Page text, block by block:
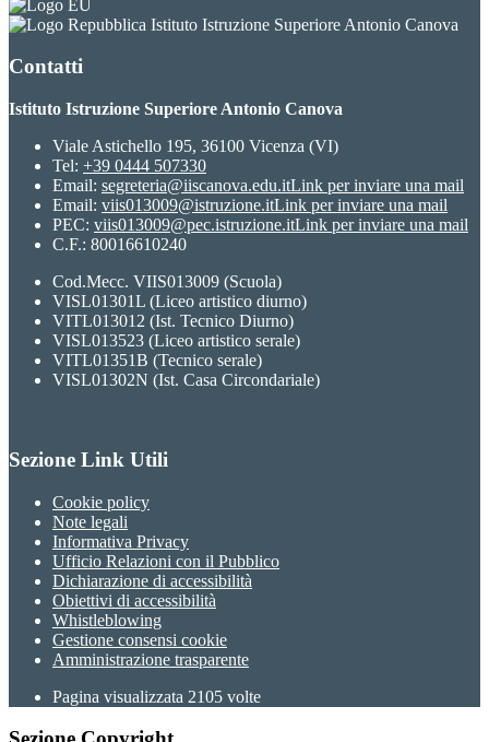
Istituto Istruzione Superiore Antonio Canova
Contatti
Istituto Istruzione Superiore Antonio Canova
Viale Astichello 195, 36100 Vicenza (VI)
Tel: +39 0444 507330
Email: segreteria@iiscanova.edu.itLink per inviare una mail
Email: viis013009@istruzione.itLink per inviare una mail
PEC: viis013009@pec.istruzione.itLink per inviare una mail
C.F.: 80016610240
Cod.Mecc. VIIS013009 (Scuola)
VISL01301L (Liceo artistico diurno)
VITL013012 (Ist. Tecnico Diurno)
VISL013523 (Liceo artistico serale)
VITL01351B (Tecnico serale)
VISL01302N (Ist. Casa Circondariale)
Sezione Link Utili
Cookie policy
Note legali
Informativa Privacy
Ufficio Relazioni con il Pubblico
Dichiarazione di accessibilità
Obiettivi di accessibilità
Whistleblowing
Gestione consensi cookie
Amministrazione trasparente
Pagina visualizzata 2105 volte